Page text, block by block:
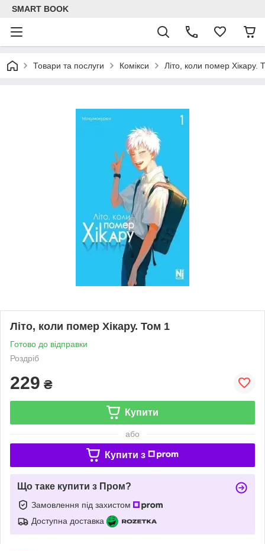
SMART BOOK
Товари та послуги Комікси Літо, коли помер Хікару.
Літо, коли помер Хікару. Том 1
Готово до відправки
Роздріб
229 ₴
Купити
або
Купити з
Що таке купити з Пром?
Замовлення під захистом
Доступна доставка